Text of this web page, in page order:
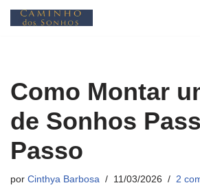
conteúdo
Como Montar
de Sonhos
Passo
por Cinthya Barbosa 11/03/2026 2